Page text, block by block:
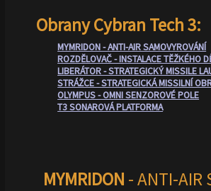
Obrany Cybran Tech 3:
MYMRIDON - ANTI-AIR SAMOVYROVÁNÍ
ROZDĚLOVAČ - INSTALACE TĚŽKÉHO
LIBERÁTOR - STRATEGICKÝ MISSILE
STRÁŽCE - STRATEGICKÁ MISSILNÍ
OLYMPUS - OMNI SENZOROVÉ POLE
T3 SONAROVÁ PLATFORMA
MYMRIDON - ANTI-AIR